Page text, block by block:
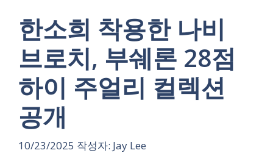
한소희 착용한 나비
브로치, 부쉐론 28점
하이 주얼리 컬렉션
공개
10/23/2025 작성자: Jay Lee